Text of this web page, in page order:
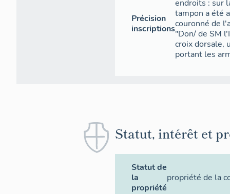
Précision
inscriptions
endroits : sur
tampon a été
couronné de
"Don/ de SM
croix dorsale,
portant les
Statut, intérêt et
Statut de
la
propriété
propriété de la